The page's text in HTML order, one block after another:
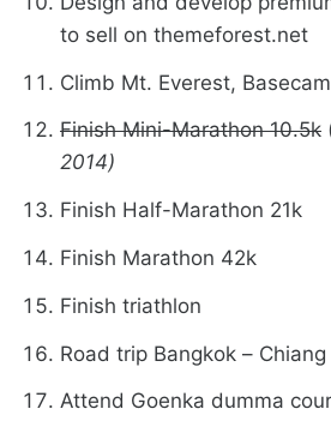
to sell on themeforest.net
Climb Mt. Everest,
Finish Mini-Marathon 10.5k
2014)
Finish Half-Marathon 21k
Finish Marathon 42k
Finish triathlon
Road trip Bangkok – Chiang
Attend Goenka dumma